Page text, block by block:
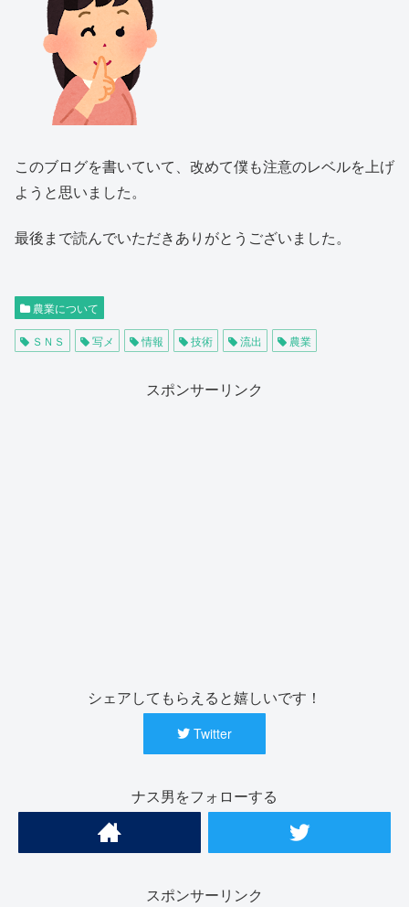
このブログを書いていて、改めて僕も注意のレベルを上げ
ようと思いました。
最後まで読んでいただきありがとうございました。
農業について
ＳＮＳ 写メ 情報 技術 流出 農業
スポンサーリンク
シェアしてもらえると嬉しいです！
Twitter
ナス男をフォローする
スポンサーリンク